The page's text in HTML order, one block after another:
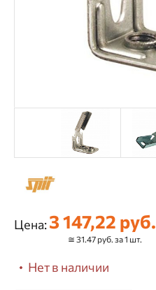
Нет в наличии
Цена:3 147,22 руб.
≅ 31.47 руб. за 1 шт.